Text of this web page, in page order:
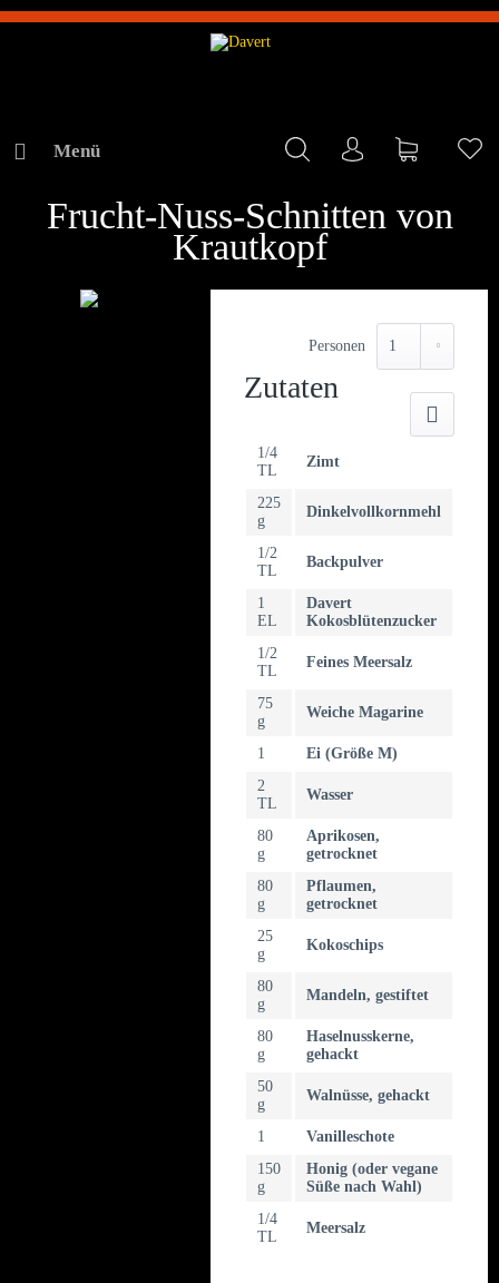
Menü Mein KontoWarenkorb
REZEPTE
Frucht-Nuss-Schnitten von
Krautkopf
Personen
Zutaten
1/4
TL
Zimt
225
g
Dinkelvollkornmehl
1/2
TL
Backpulver
1
EL
Davert
Kokosblütenzucker
1/2
TL
Feines Meersalz
75
g
Weiche Magarine
1
Ei (Größe M)
2
TL
Wasser
80
g
Aprikosen,
getrocknet
80
g
Pflaumen,
getrocknet
25
g
Kokoschips
80
g
Mandeln, gestiftet
80
g
Haselnusskerne,
gehackt
50
g
Walnüsse, gehackt
1
Vanilleschote
150
g
Honig (oder vegane
Süße nach Wahl)
1/4
TL
Meersalz